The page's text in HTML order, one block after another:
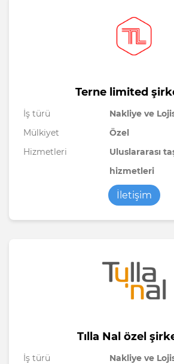
Terne limited
İş türü
Nakliye ve
Mülkiyet
Özel
Hizmetleri
Uluslararası
hizmetleri
İletişim
Tılla Nal özel
İş türü
Nakliye ve